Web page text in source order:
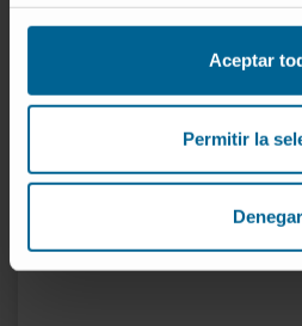
Aceptar
Permitir la
Denegar
: JCO Precision
Cancer, Therapeutic
Oncology, Frontiers in
Cell and Developmental
et OncoTargets and